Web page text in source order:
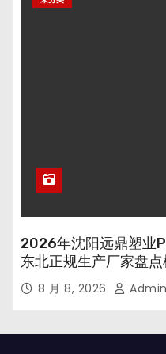
2026年沈阳远鼎塑业
东北正规生产厂家盘点
8 月 8, 2026 Admin